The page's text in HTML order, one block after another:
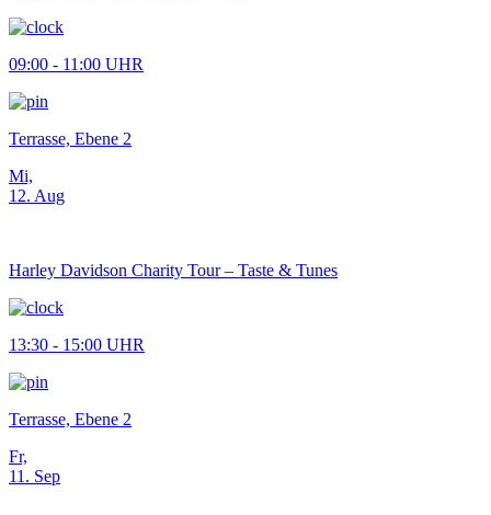
09:00 - 11:00 UHR
Terrasse, Ebene 2
Mi,
12. Aug
Harley Davidson Charity Tour – Taste & Tunes
13:30 - 15:00 UHR
Terrasse, Ebene 2
Fr,
11. Sep